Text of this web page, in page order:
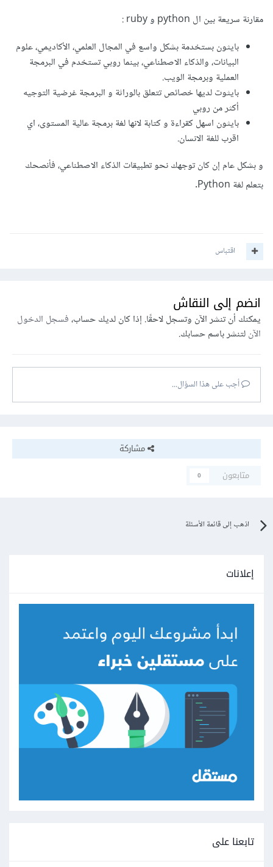
مقارنة سريعة بين ال python و ruby :
بايثون بستخدمة بشكل واسع في المجال العلمي، الأكاديمي، علوم
البيانات، والذكاء الاصطناعي، بينما روبي تستخدم في البرمجة
العملية وبرمجة الويب.
بايثوت لديها خصائص تتعلق بالوراثة و البرمجة غرضية التوجيه
أكثر من روبي
بايثون اسهل كقراءة و كتابة لانها لغة برمجة عالية المستوى، اي
اقرب للغة الانسان.
و بشكل عام إن كان توجهك نحو تطبيقات الذكاء الاصطناعي، فأنصحك
بتعلم لغة Python.
اقتباس
انضم إلى النقاش
يمكنك أن تنشر الآن وتسجل لاحقًا. إذا كان لديك حساب،فسجل الدخول
الآنلتنشر باسم حسابك.
أجب على هذا السؤال...
مشاركة
متابعون
0
اذهب إلى قائمة الأسئلة
إعلانات
تابعنا على